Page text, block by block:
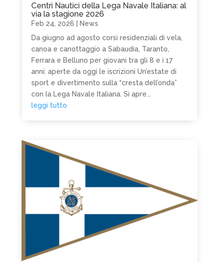
Centri Nautici della Lega Navale Italiana: al
via la stagione 2026
Feb 24, 2026
News
Da giugno ad agosto corsi residenziali di vela,
canoa e canottaggio a Sabaudia, Taranto,
Ferrara e Belluno per giovani tra gli 8 e i 17
anni: aperte da oggi le iscrizioni Un’estate di
sport e divertimento sulla “cresta dell’onda”
con la Lega Navale Italiana. Si apre...
leggi tutto